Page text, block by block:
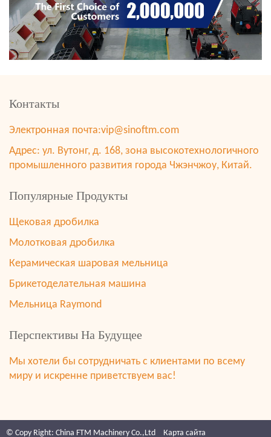
Контакты
Электронная почта:vip@sinoftm.com
Адрес: ул. Вутонг, д. 168, зона высокотехнологичного
промышленного развития города Чжэнчжоу, Китай.
Популярные Продукты
Щековая дробилка
Молотковая дробилка
Керамическая шаровая мельница
Брикетоделательная машина
Мельница Raymond
Перспективы На Будущее
Мы хотели бы сотрудничать с клиентами по всему
миру и искренне приветствуем вас!
© Copy Right: China FTM Machinery Co.,Ltd Карта сайта